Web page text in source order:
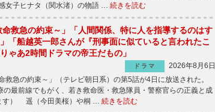
女子ヒナタ（関水渚）の物語 … 続きを読む
命救急の約束～」「人間関係、特に人を指導するのはす
「船越英一郎さんが『刑事面に似ていると言われたこ
ゃあ2時間ドラマの帝王だもの」
ドラマ
2026年8月6日
急の約束～」（テレビ朝日系）の第5話が4日に放送された。
最前線でもがく、若き救命医・救急隊員・警察官らの正義と成
す） 遥（今田美桜）や桐 … 続きを読む